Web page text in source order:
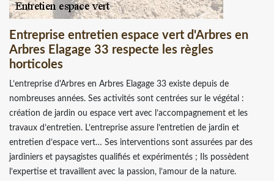
Entreprise entretien espace vert d'Arbres en
Arbres Elagage 33 respecte les règles
horticoles
L’entreprise d'Arbres en Arbres Elagage 33 existe depuis de
nombreuses années. Ses activités sont centrées sur le végétal :
création de jardin ou espace vert avec l’accompagnement et les
travaux d’entretien. L’entreprise assure l’entretien de jardin et
entretien d’espace vert… Ses interventions sont assurées par des
jardiniers et paysagistes qualifiés et expérimentés ; Ils possèdent
l’expertise et travaillent avec la passion, l’amour de la nature.